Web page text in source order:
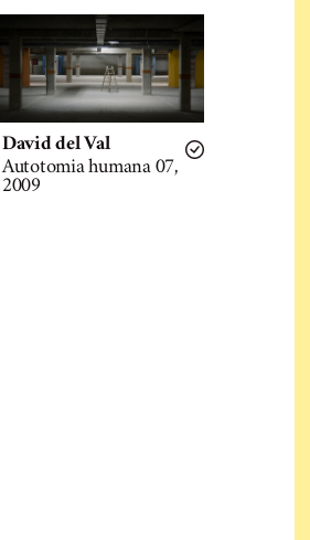
David del Val
Autotomia humana 07,
2009